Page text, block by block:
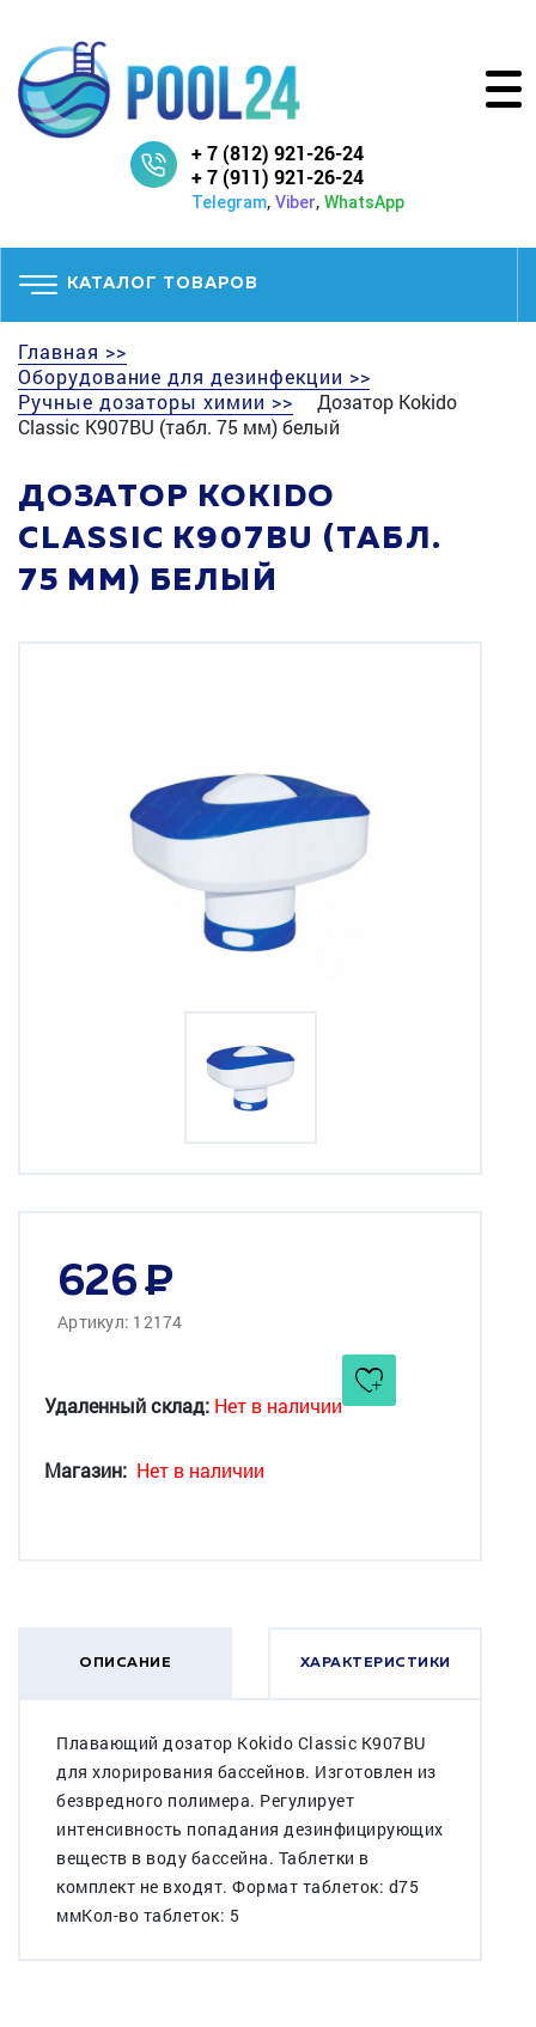
+ 7 (812) 921-26-24
+ 7 (911) 921-26-24
Telegram, Viber, WhatsApp
КАТАЛОГ ТОВАРОВ
Главная >>
Оборудование для дезинфекции >>
Ручные дозаторы химии >>
Дозатор Kokido
Classic K907BU (табл. 75 мм) белый
ДОЗАТОР KOKIDO
CLASSIC K907BU (ТАБЛ.
75 ММ) БЕЛЫЙ
626
Артикул: 12174
Удаленный склад: Нет в наличии
Магазин: Нет в наличии
ОПИСАНИЕ ХАРАКТЕРИСТИКИ
Плавающий дозатор Kokido Classic K907BU
для хлорирования бассейнов. Изготовлен из
безвредного полимера. Регулирует
интенсивность попадания дезинфицирующих
веществ в воду бассейна. Таблетки в
комплект не входят. Формат таблеток: d75
ммКол-во таблеток: 5